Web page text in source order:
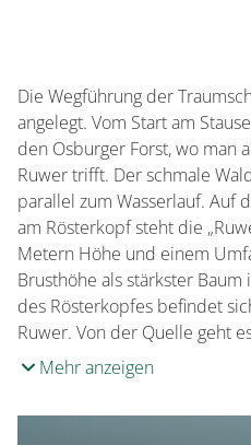
Die Wegführung der
angelegt. Vom Start am
den Osburger Forst, wo man
Ruwer trifft. Der schmale
parallel zum Wasserlauf. Auf
am Rösterkopf steht die
Metern Höhe und einem
Brusthöhe als stärkster
des Rösterkopfes befindet
Ruwer. Von der Quelle geht
Mehr anzeigen